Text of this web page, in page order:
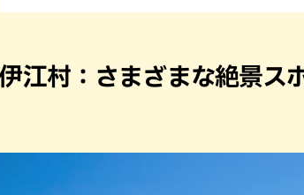
江村：さまざまな絶景ス